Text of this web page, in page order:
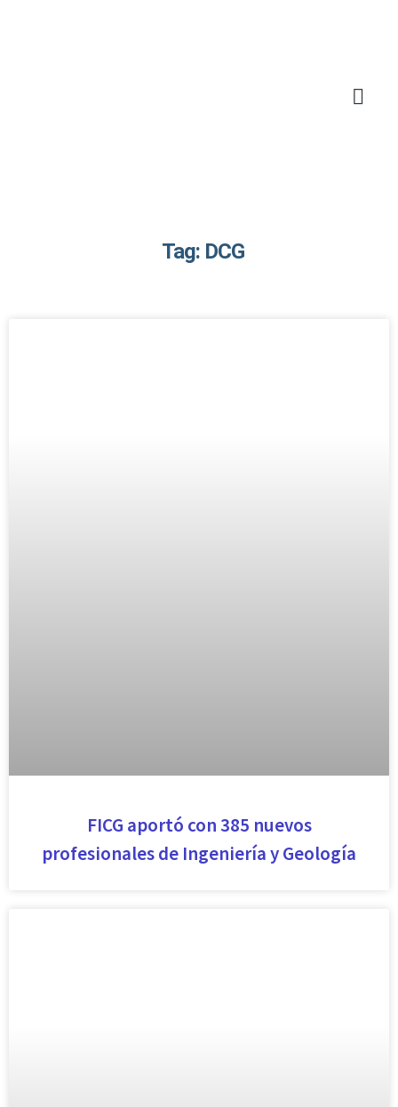
Tag: DCG
FICG aportó con 385 nuevos
profesionales de Ingeniería y Geología